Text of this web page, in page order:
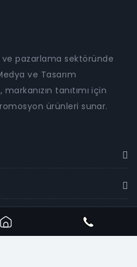
pazarlama sektöründe
ve Tasarım
tanıtımı için
ürünleri sunar.